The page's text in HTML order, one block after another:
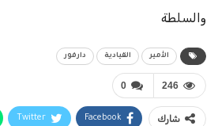
والسلطة
الأمير القيادية دارفور
0 246
شارك Facebook
Twitter